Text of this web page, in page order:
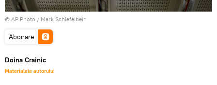
© AP Photo / Mark Schiefelbein
Abonare
Doina Crainic
Materialele autorului